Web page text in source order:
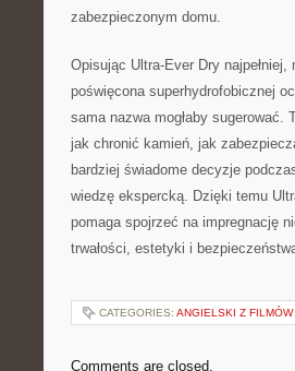
zabezpieczonym domu.
Opisując Ultra-Ever Dry
poświęcona superhydrofobicznej
sama nazwa mogłaby
jak chronić kamień, jak
bardziej świadome decyzje
wiedzę ekspercką. Dzięki temu
pomaga spojrzeć na impregnację
trwałości, estetyki i
CATEGORIES: ANGIELSKI Z
Comments are closed.